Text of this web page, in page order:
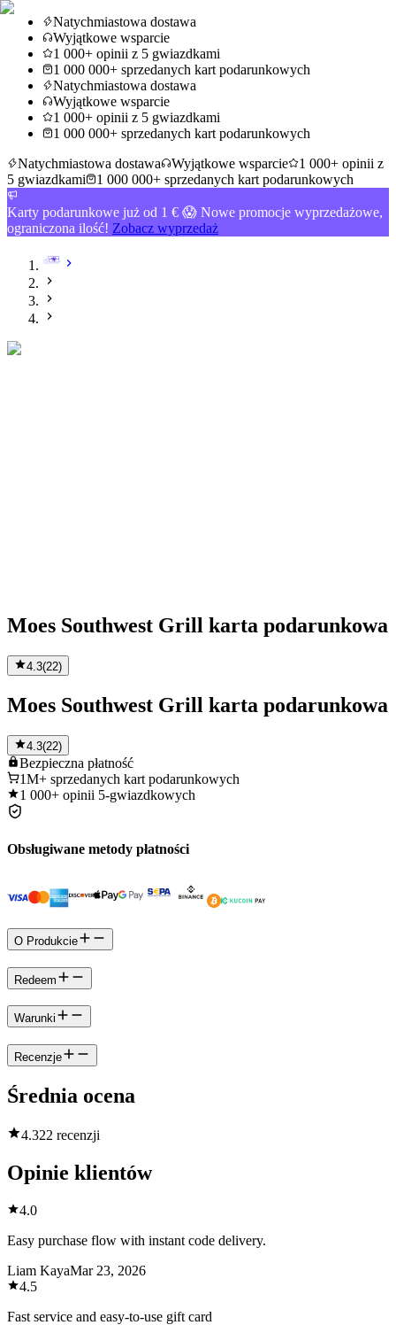
Natychmiastowa dostawa
Wyjątkowe wsparcie
1 000+ opinii z 5 gwiazdkami
1 000 000+ sprzedanych kart podarunkowych
Natychmiastowa dostawa
Wyjątkowe wsparcie
1 000+ opinii z 5 gwiazdkami
1 000 000+ sprzedanych kart podarunkowych
Natychmiastowa dostawa
Wyjątkowe wsparcie
1 000+ opinii z
5 gwiazdkami
1 000 000+ sprzedanych kart podarunkowych
Karty podarunkowe już od 1 € 😱 Nowe promocje wyprzedażowe,
ograniczona ilość! Zobacz wyprzedaż
Moes Southwest Grill karta podarunkowa
4.3(22)
Moes Southwest Grill karta podarunkowa
4.3(22)
Bezpieczna płatność
1M+ sprzedanych kart podarunkowych
1 000+ opinii 5-gwiazdkowych
Obsługiwane metody płatności
O Produkcie
Redeem
Warunki
Recenzje
Średnia ocena
4.322 recenzji
Opinie klientów
4.0
Easy purchase flow with instant code delivery.
Liam KayaMar 23, 2026
4.5
Fast service and easy-to-use gift card